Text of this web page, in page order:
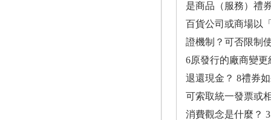
是商品（服務）禮
百貨公司或商場以
證機制？可否限制
6原發行的廠商變
退還現金？ 8禮券
可索取統一發票或
消費觀念是什麼？